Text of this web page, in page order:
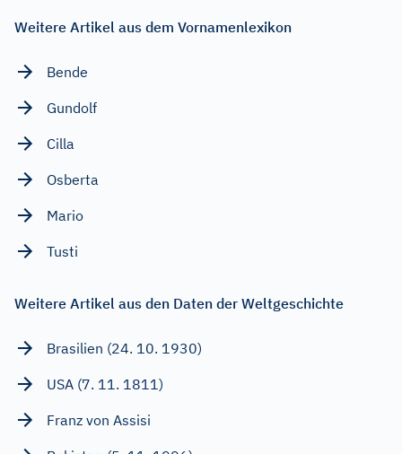
Weitere Artikel aus dem Vornamenlexikon
Bende
Gundolf
Cilla
Osberta
Mario
Tusti
Weitere Artikel aus den Daten der Weltgeschichte
Brasilien (24. 10. 1930)
USA (7. 11. 1811)
Franz von Assisi